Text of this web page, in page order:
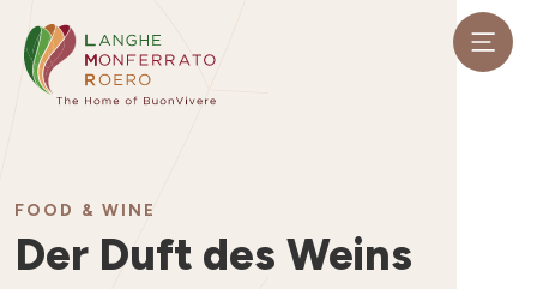
FOOD & WINE
Der Duft des Weins